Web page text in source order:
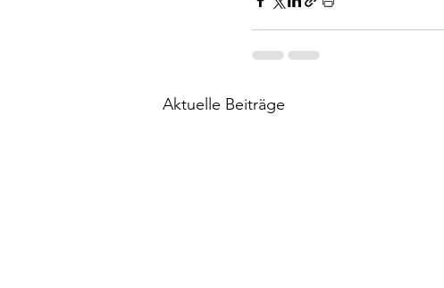
Aktuelle Beiträge